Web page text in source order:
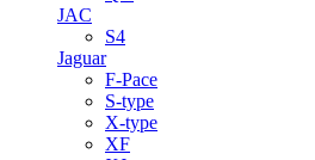
JAC
S4
Jaguar
F-Pace
S-type
X-type
XF